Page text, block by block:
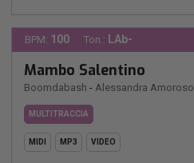
BPM: 100 Ton.: LAb-
Mambo Salentino
Boomdabash - Alessandra Amoroso
MULTITRACCIA
MIDI MP3 VIDEO